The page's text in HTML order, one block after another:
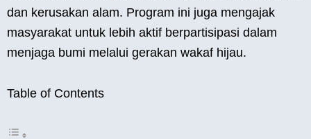
dan kerusakan alam. Program ini juga mengajak
masyarakat untuk lebih aktif berpartisipasi dalam
menjaga bumi melalui gerakan wakaf hijau.
Table of Contents